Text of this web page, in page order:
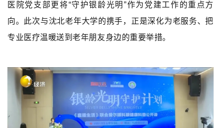
医院党支部更将“守护银龄光明”作为党建工作的重点方
向。此次与沈北老年大学的携手，正是深化为老服务、把
专业医疗温暖送到老年朋友身边的重要举措。